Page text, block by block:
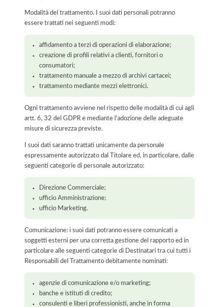
Modalità del trattamento. I suoi dati personali potranno
essere trattati nei seguenti modi:
affidamento a terzi di operazioni di elaborazione;
creazione di profili relativi a clienti, fornitori o
consumatori;
trattamento manuale a mezzo di archivi cartacei;
trattamento mediante mezzi elettronici.
Ogni trattamento avviene nel rispetto delle modalità di cui agli
artt. 6, 32 del GDPR e mediante l'adozione delle adeguate
misure di sicurezza previste.
I suoi dati saranno trattati unicamente da personale
espressamente autorizzato dal Titolare ed, in particolare, dalle
seguenti categorie di personale autorizzato:
Direzione Commerciale;
ufficio Amministrazione;
ufficio Marketing.
Comunicazione: i suoi dati potranno essere comunicati a
soggetti esterni per una corretta gestione del rapporto ed in
particolare alle seguenti categorie di Destinatari tra cui tutti i
Responsabili del Trattamento debitamente nominati:
agenzie di comunicazione e/o marketing;
banche e istituti di credito;
consulenti e liberi professionisti, anche in forma